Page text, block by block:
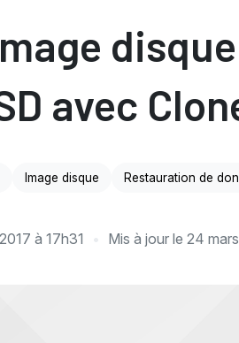
avec
Image disque Restauration de
à 17h31 Mis à jour le 24